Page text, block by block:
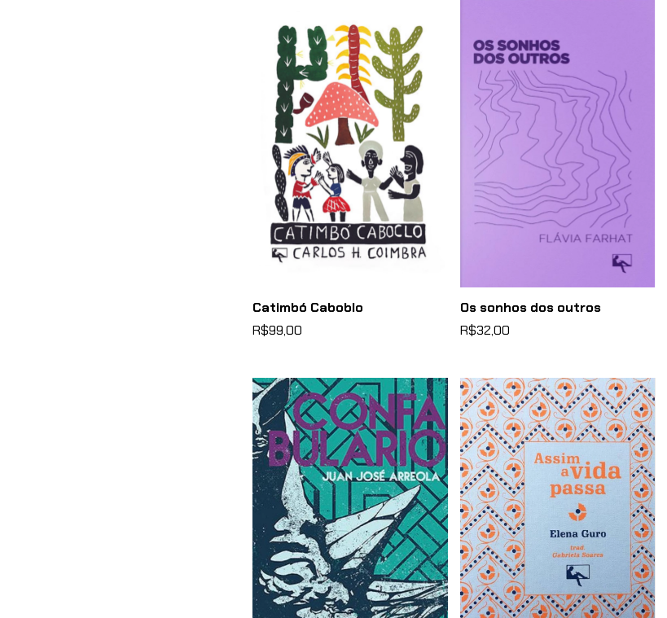
Catimbó Caboblo
R$99,00
Os sonhos dos outros
R$32,00